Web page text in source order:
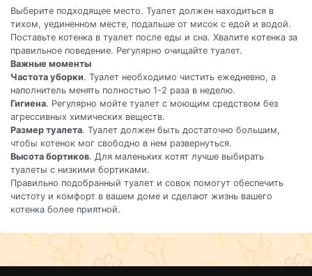
Выберите подходящее место. Туалет должен находиться в
тихом, уединенном месте, подальше от мисок с едой и водой.
Поставьте котенка в туалет после еды и сна. Хвалите котенка за
правильное поведение. Регулярно очищайте туалет.
Важные моменты
Частота уборки. Туалет необходимо чистить ежедневно, а
наполнитель менять полностью 1-2 раза в неделю.
Гигиена. Регулярно мойте туалет с моющим средством без
агрессивных химических веществ.
Размер туалета. Туалет должен быть достаточно большим,
чтобы котенок мог свободно в нем развернуться.
Высота бортиков. Для маленьких котят лучше выбирать
туалеты с низкими бортиками.
Правильно подобранный туалет и совок помогут обеспечить
чистоту и комфорт в вашем доме и сделают жизнь вашего
котенка более приятной.